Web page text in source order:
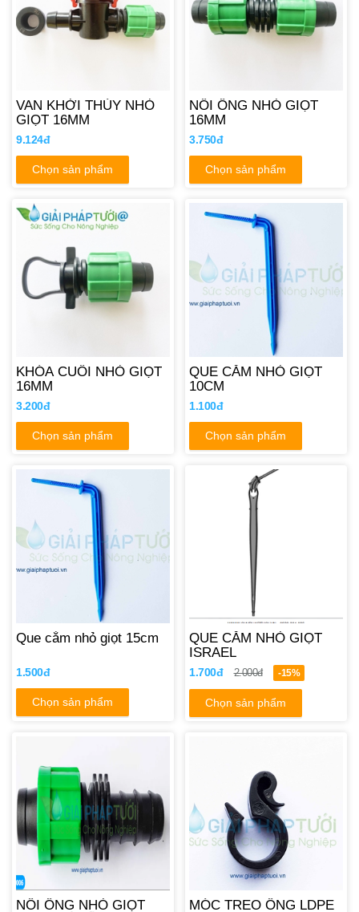
VAN KHỞI THỦY NHỎ
GIỌT 16MM
9.124đ
Chọn sản phẩm
NỐI ỐNG NHỎ GIỌT
16MM
3.750đ
Chọn sản phẩm
KHÓA CUỐI NHỎ GIỌT
16MM
3.200đ
Chọn sản phẩm
QUE CẮM NHỎ GIỌT
10CM
1.100đ
Chọn sản phẩm
Que cắm nhỏ giọt 15cm
1.500đ
Chọn sản phẩm
QUE CẮM NHỎ GIỌT
ISRAEL
1.700đ 2.000đ -15%
Chọn sản phẩm
NỐI ỐNG NHỎ GIỌT
MÓC TREO ỐNG LDPE